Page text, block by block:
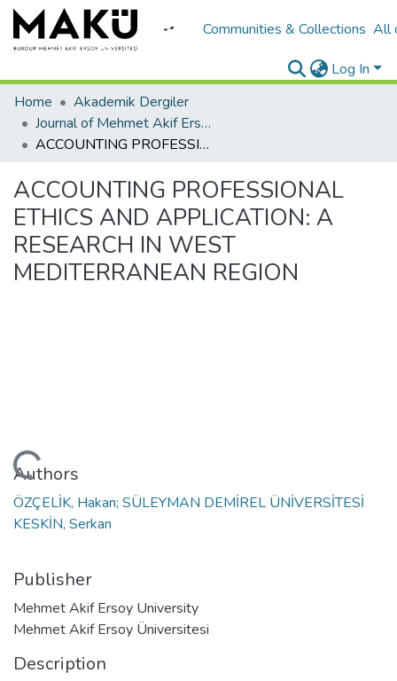
Communities & Collections All
Log In
Home
Akademik Dergiler
Journal of Mehmet Akif Ersoy University Economics and Administrative Sciences Faculty
ACCOUNTING PROFESSIONAL ETHICS AND APPLICATION: A RESEARCH IN WEST MEDITERRANEAN REGION
ACCOUNTING PROFESSIONAL
ETHICS AND APPLICATION: A
RESEARCH IN WEST
MEDITERRANEAN REGION
Loading...
Authors
ÖZÇELİK, Hakan; SÜLEYMAN DEMİREL ÜNİVERSİTESİ
KESKİN, Serkan
Publisher
Mehmet Akif Ersoy University
Mehmet Akif Ersoy Üniversitesi
Description